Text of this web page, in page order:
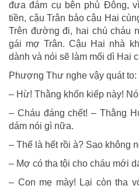
đưa đám cụ bên phủ Đông,
tiền, cậu Trân bảo cậu Hai
Trên đường đi, hai chú cháu
gái mợ Trân. Cậu Hai nhà
dành và nói sẽ làm mối dì Hai
Phượng Thư nghe vậy quát to:
– Hừ! Thằng khốn kiếp này!
– Cháu đáng chết! – Thằng
dám nói gì nữa.
– Thế là hết rồi à? Sao không
– Mợ có tha tội cho cháu mới
– Con mẹ mày! Lại còn tha